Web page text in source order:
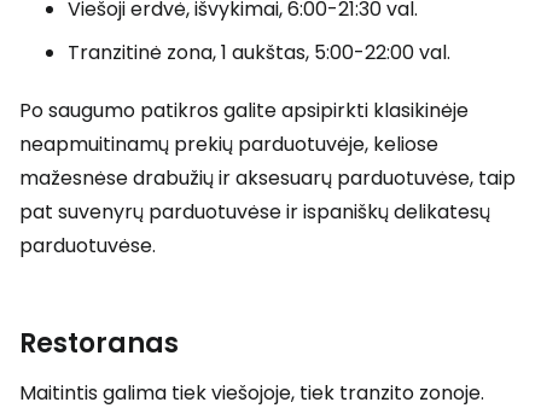
Viešoji erdvė, išvykimai, 6:00-21:30 val.
Tranzitinė zona, 1 aukštas, 5:00-22:00 val.
Po saugumo patikros galite apsipirkti klasikinėje
neapmuitinamų prekių parduotuvėje, keliose
mažesnėse drabužių ir aksesuarų parduotuvėse, taip
pat suvenyrų parduotuvėse ir ispaniškų delikatesų
parduotuvėse.
Restoranas
Maitintis galima tiek viešojoje, tiek tranzito zonoje.